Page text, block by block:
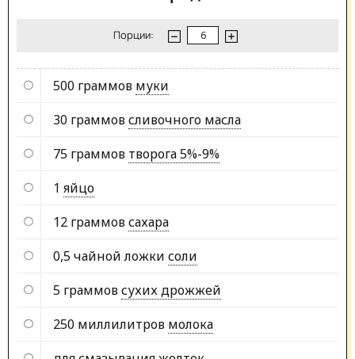
Порции:
500 граммов муки
30 граммовсливочного масла
75 граммов творога 5%-9%
1 яйцо
12 граммовсахара
0,5 чайной ложки соли
5 граммовсухих дрожжей
250 миллилитров молока